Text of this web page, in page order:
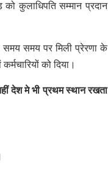
कुलाधिपति सम्मान प्रदान
समय समय पर मिली प्रेरणा के
को दिया।
देश मे भी प्रथम स्थान रखता